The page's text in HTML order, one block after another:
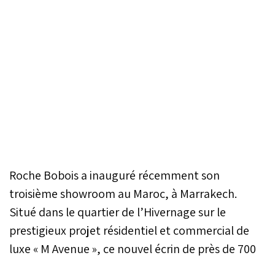
Roche Bobois a inauguré récemment son
troisième showroom au Maroc, à Marrakech.
Situé dans le quartier de l’Hivernage sur le
prestigieux projet résidentiel et commercial de
luxe « M Avenue », ce nouvel écrin de près de 700